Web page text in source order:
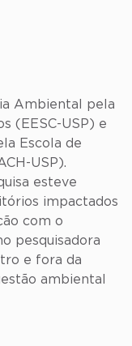
Ambiental pela
(EESC-USP) e
Escola de
USP).
esteve
impactados
com o
pesquisadora
e fora da
ambiental